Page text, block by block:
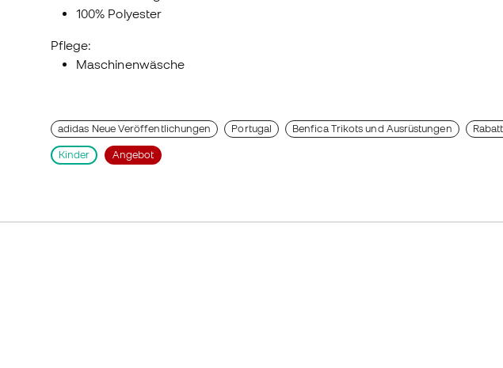
100% Polyester
Pflege:
Maschinenwäsche
adidas Neue Veröffentlichungen Portugal Benfica Trikots und Ausrüstungen
Kinder Angebot